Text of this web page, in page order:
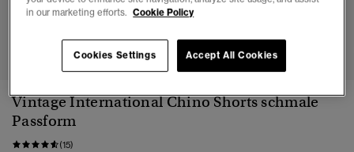
1 2 3 4 5
Vintage International Chino Shorts schmale
Passform
(15)
in our marketing efforts. Cookie Policy
Accept All Cookies
Cookies Settings